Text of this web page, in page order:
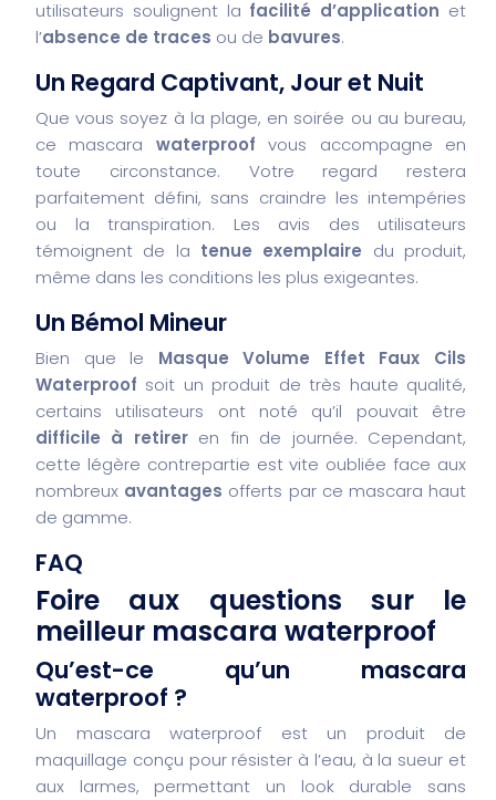
utilisateurs soulignent la facilité d’application et
l’absence de traces ou de bavures.
Un Regard Captivant, Jour et Nuit
Que vous soyez à la plage, en soirée ou au bureau,
ce mascara waterproof vous accompagne en
toute circonstance. Votre regard restera
parfaitement défini, sans craindre les intempéries
ou la transpiration. Les avis des utilisateurs
témoignent de la tenue exemplaire du produit,
même dans les conditions les plus exigeantes.
Un Bémol Mineur
Bien que le Masque Volume Effet Faux Cils
Waterproof soit un produit de très haute qualité,
certains utilisateurs ont noté qu’il pouvait être
difficile à retireren fin de journée. Cependant,
cette légère contrepartie est vite oubliée face aux
nombreux avantages offerts par ce mascara haut
de gamme.
FAQ
Foire aux questions sur le
meilleur mascara waterproof
Qu’est-ce qu’un mascara
waterproof ?
Un mascara waterproof est un produit de
maquillage conçu pour résister à l’eau, à la sueur et
aux larmes, permettant un look durable sans